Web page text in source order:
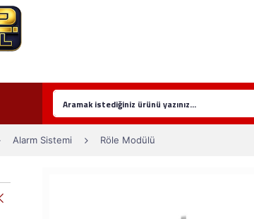
Alarm Sistemi Röle Modülü